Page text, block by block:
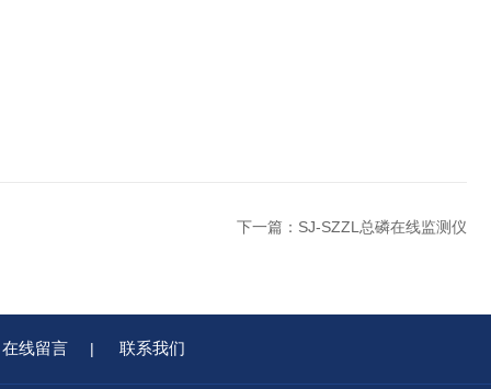
下一篇： SJ-SZZL总磷在线监测仪
在线留言 | 联系我们